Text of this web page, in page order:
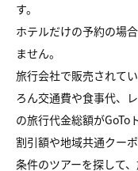
す。
ホテルだけの予約の場
ません。
旅行会社で販売されて
ろん交通費や食事代、
の旅行代金総額がGoTo
割引額や地域共通クー
条件のツアーを探して